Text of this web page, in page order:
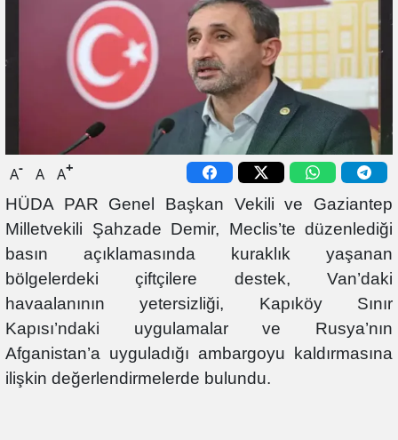
A- A A+
HÜDA PAR Genel Başkan Vekili ve Gaziantep
Milletvekili Şahzade Demir, Meclis’te düzenlediği
basın açıklamasında kuraklık yaşanan
bölgelerdeki çiftçilere destek, Van’daki
havaalanının yetersizliği, Kapıköy Sınır
Kapısı’ndaki uygulamalar ve Rusya’nın
Afganistan’a uyguladığı ambargoyu kaldırmasına
ilişkin değerlendirmelerde bulundu.